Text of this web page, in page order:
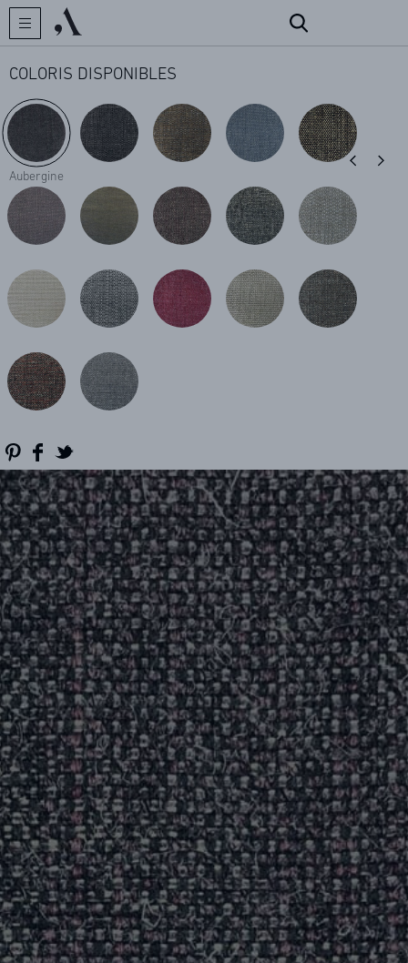
CRÉATEUR
COLLECTIONS
ARCHIVES
RÉFÉRENCES
PROFESSIONNELS
FAQ
ACTUALITES
COLORIS DISPONIBLES
Aubergine